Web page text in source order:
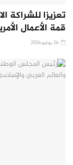
تعزيزا للشراكة
قمة الأعمال